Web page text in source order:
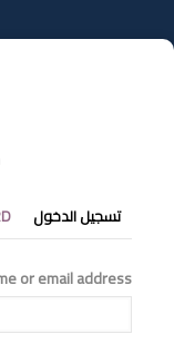
إلى
المحتوى
التبويبات
الأساسية
تسجيل الدخول
or email address